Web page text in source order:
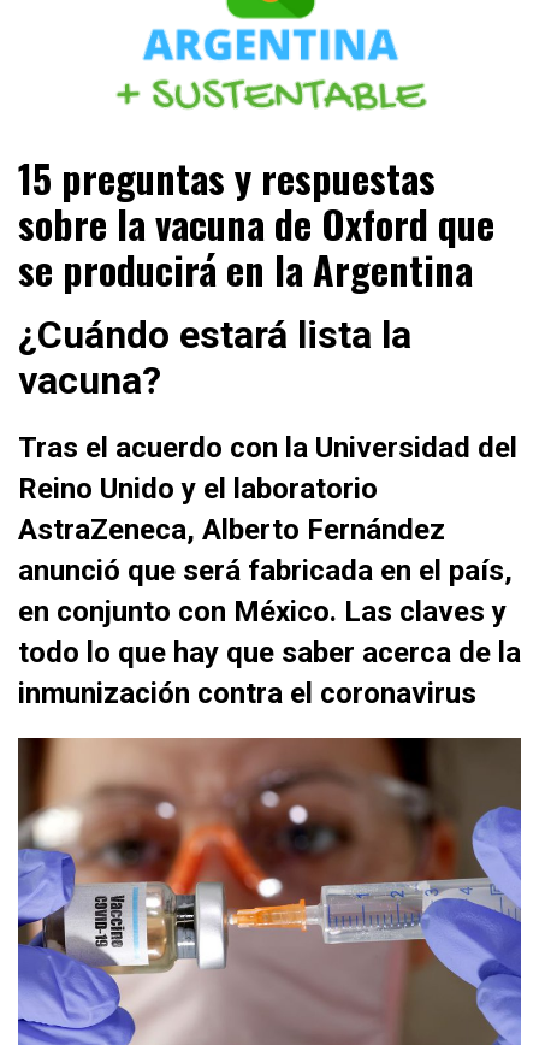
ARGENTINA + SUSTENTABLE
+ENERGÍAS RENOVABLES +RESPONSABLE
SOCIALMENTE +PERIODISMO AUTÉNTICO
15 preguntas y respuestas
sobre la vacuna de Oxford que
se producirá en la Argentina
¿Cuándo estará lista la
vacuna?
Tras el acuerdo con la Universidad del
Reino Unido y el laboratorio
AstraZeneca, Alberto Fernández
anunció que será fabricada en el país,
en conjunto con México. Las claves y
todo lo que hay que saber acerca de la
inmunización contra el coronavirus